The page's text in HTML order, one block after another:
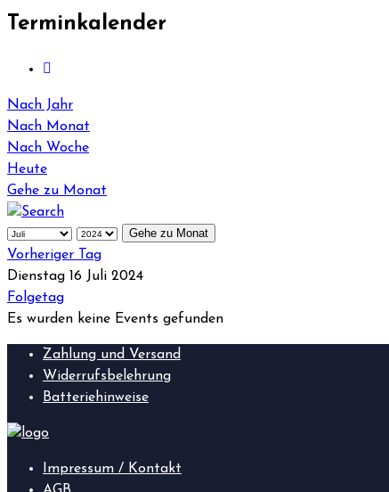
Terminkalender
Nach Jahr
Nach Monat
Nach Woche
Heute
Gehe zu Monat
Gehe zu Monat
Vorheriger Tag
Dienstag 16 Juli 2024
Folgetag
Es wurden keine Events gefunden
Zahlung und Versand
Widerrufsbelehrung
Batteriehinweise
Impressum / Kontakt